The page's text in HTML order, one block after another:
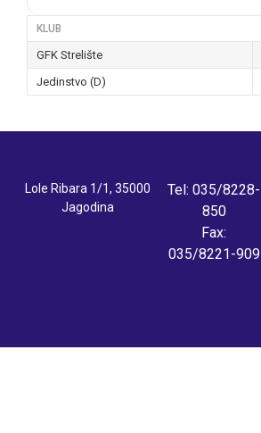
KLUB
GFK Strelište
Jedinstvo (D)
Lole Ribara 1/1, 35000
Jagodina
Tel: 035/8228-
850
Fax:
035/8221-909